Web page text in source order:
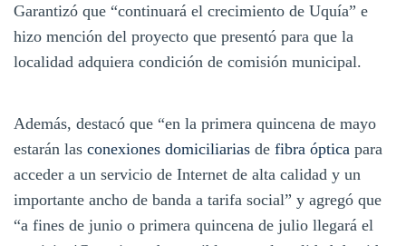
Garantizó que “continuará el crecimiento de Uquía” e
hizo mención del proyecto que presentó para que la
localidad adquiera condición de comisión municipal.
Además, destacó que “en la primera quincena de mayo
estarán las conexiones domiciliarias de fibra óptica para
acceder a un servicio de Internet de alta calidad y un
importante ancho de banda a tarifa social” y agregó que
“a fines de junio o primera quincena de julio llegará el